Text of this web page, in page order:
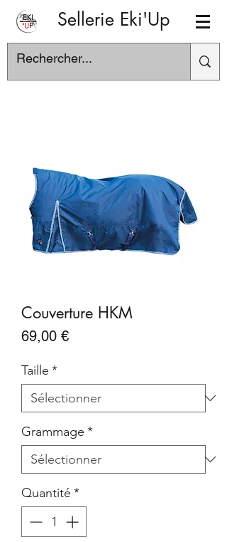
Sellerie Eki'Up
Couverture HKM
69,00 €Prix
Taille *
Grammage *
Quantité *